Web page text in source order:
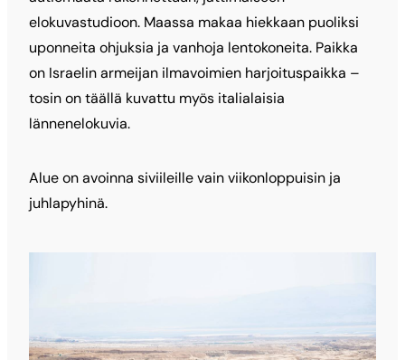
elokuvastudioon. Maassa makaa hiekkaan puoliksi
uponneita ohjuksia ja vanhoja lentokoneita. Paikka
on Israelin armeijan ilmavoimien harjoituspaikka –
tosin on täällä kuvattu myös italialaisia
lännenelokuvia.
Alue on avoinna siviileille vain viikonloppuisin ja
juhlapyhinä.